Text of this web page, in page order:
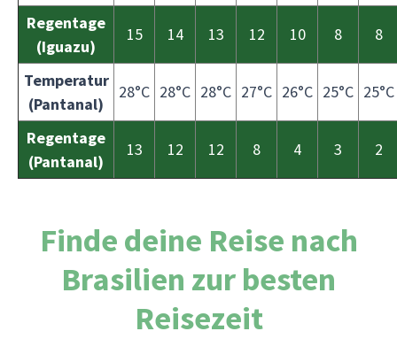
Regentage
(Iguazu)
15 14 13 12 10 8 8
Temperatur
(Pantanal)
28°C 28°C 28°C 27°C 26°C 25°C 25°C
Regentage
(Pantanal)
13 12 12 8 4 3 2
Finde deine Reise nach
Brasilien zur besten
Reisezeit